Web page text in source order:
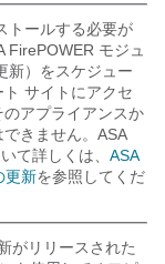
トールする必要が
FirePOWER モジュ
新）をスケジュー
サイトにアクセ
アプライアンスか
きません。ASA
て詳しくは、 ASA
更新を参照してくだ
がリリースされた